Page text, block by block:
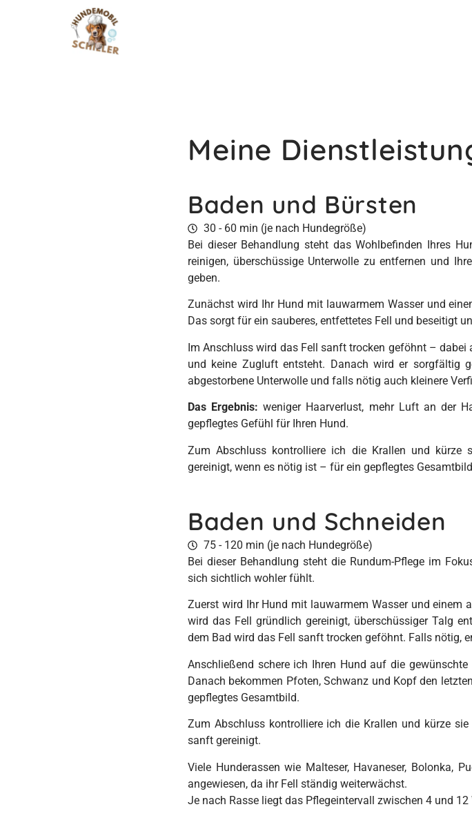
Meine
Baden und Bürsten
30 - 60 min (je nach Hundegröße)
Bei dieser Behandlung steht das Wohlbefinden Ihres
reinigen, überschüssige Unterwolle zu entfernen und
geben.
Zunächst wird Ihr Hund mit lauwarmem Wasser und
Das sorgt für ein sauberes, entfettetes Fell und beseitigt
Im Anschluss wird das Fell sanft trocken geföhnt –
und keine Zugluft entsteht. Danach wird er sorgfältig
abgestorbene Unterwolle und falls nötig auch kleinere
Das Ergebnis: weniger Haarverlust, mehr Luft an der
gepflegtes Gefühl für Ihren Hund.
Zum Abschluss kontrolliere ich die Krallen und kürze
gereinigt, wenn es nötig ist – für ein gepflegtes
Baden und Schneiden
75 - 120 min (je nach Hundegröße)
Bei dieser Behandlung steht die Rundum-Pflege im
sich sichtlich wohler fühlt.
Zuerst wird Ihr Hund mit lauwarmem Wasser und einem
wird das Fell gründlich gereinigt, überschüssiger Talg
dem Bad wird das Fell sanft trocken geföhnt. Falls nötig,
Anschließend schere ich Ihren Hund auf die
Danach bekommen Pfoten, Schwanz und Kopf den
gepflegtes Gesamtbild.
Zum Abschluss kontrolliere ich die Krallen und kürze
sanft gereinigt.
Viele Hunderassen wie Malteser, Havaneser, Bolonka,
angewiesen, da ihr Fell ständig weiterwächst.
Je nach Rasse liegt das Pflegeintervall zwischen 4 und 12